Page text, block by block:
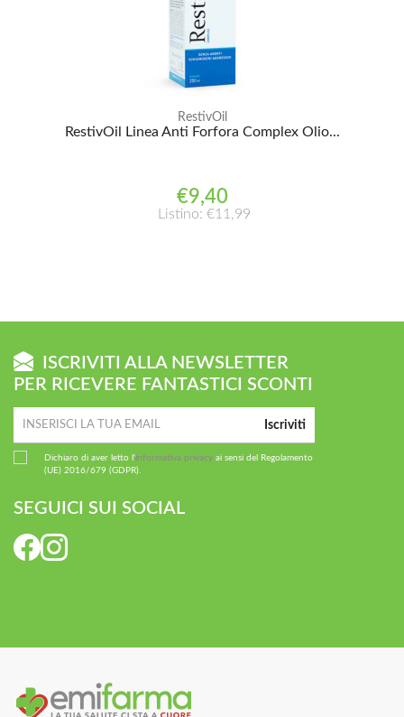
RestivOil
RestivOil Linea Anti Forfora Complex Olio...
€9,40
Listino: €11,99
ISCRIVITI ALLA NEWSLETTER
PER RICEVERE FANTASTICI SCONTI
Iscriviti
Dichiaro di aver letto l'informativa privacy ai sensi del Regolamento
(UE) 2016/679 (GDPR).
SEGUICI SUI SOCIAL